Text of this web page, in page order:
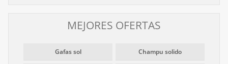
MEJORES OFERTAS
Gafas sol Champu solido